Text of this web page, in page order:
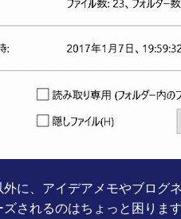
に、アイデアメモやブログ
されるのはちょっと困りま